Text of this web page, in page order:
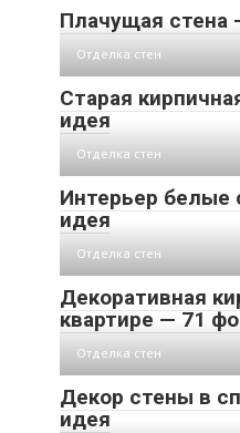
Плачущая стена
Отделка стен
Старая
идея
Отделка стен
Интерьер
идея
Отделка стен
Декоративная
квартире — 71
Отделка стен
Декор стены в
идея